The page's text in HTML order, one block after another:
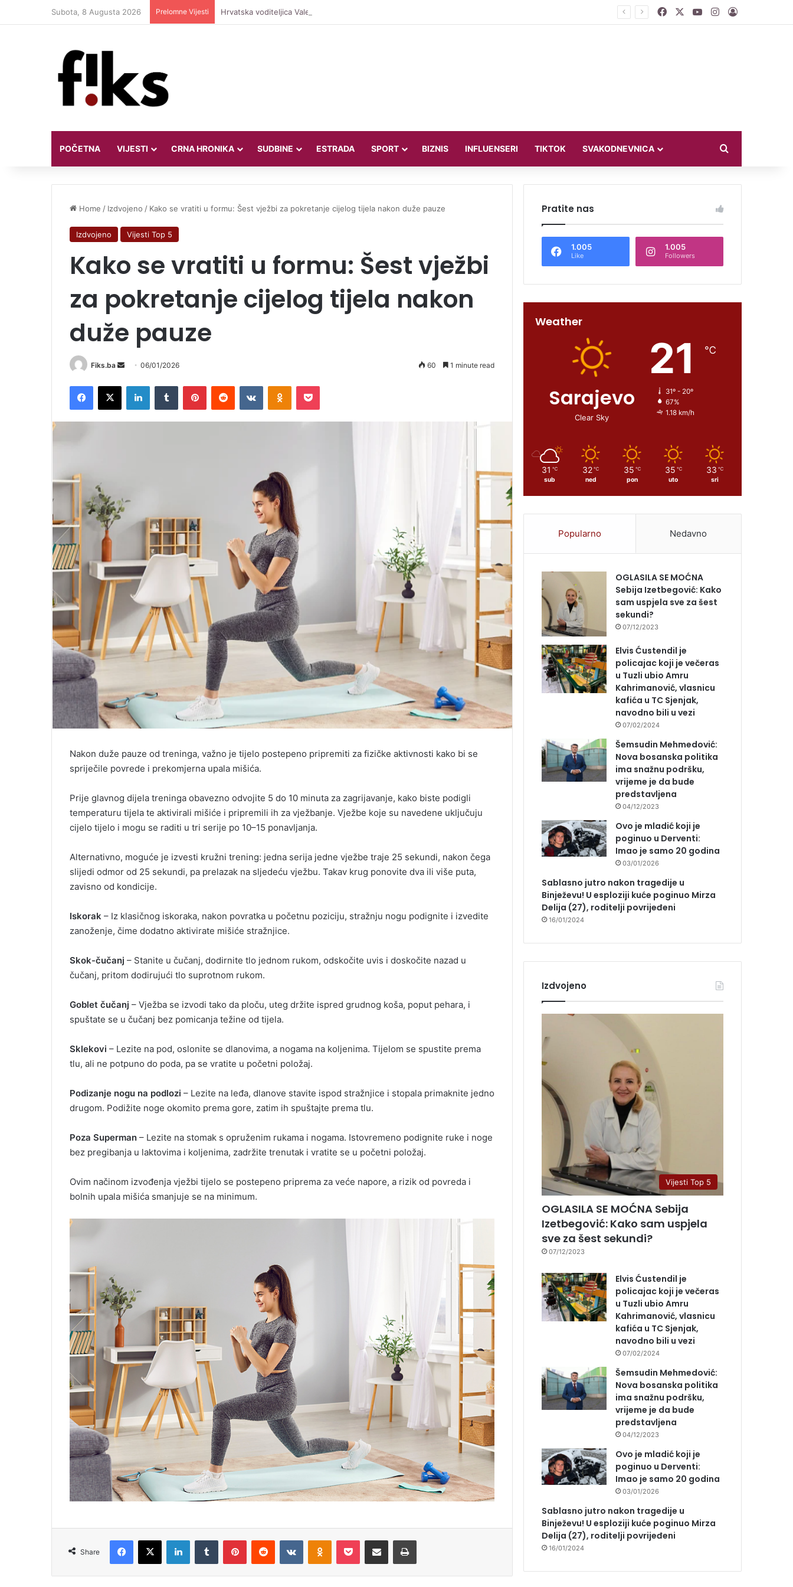
Subota, 8 Augusta 2026 Prelomne Vijesti Hrvatska voditeljica Valentina Miletić koju porede s Dilettom Leotom oduševila pozirajući u bikiniju FacebookYouTubeInstagram
Log In
POČETNA VIJESTI CRNA HRONIKA SUDBINE ESTRADA SPORT BIZNIS INFLUENSERI TIKTOK SVAKODNEVNICA
Home / Izdvojeno / Kako se vratiti u formu: Šest vježbi za pokretanje cijelog tijela nakon duže pauze
Izdvojeno Vijesti Top 5
Kako se vratiti u formu: Šest vježbi
za pokretanje cijelog tijela nakon
duže pauze
Fiks.ba
Send
email
06/01/2026 60 1 minute read
Facebook
X LinkedInTumblr PinterestReddit VKontakteOdnoklassniki
Pocket
Nakon duže pauze od treninga, važno je tijelo postepeno pripremiti za fizičke aktivnosti kako bi se
spriječile povrede i prekomjerna upala mišića.
Prije glavnog dijela treninga obavezno odvojite 5 do 10 minuta za zagrijavanje, kako biste podigli
temperaturu tijela te aktivirali mišiće i pripremili ih za vježbanje. Vježbe koje su navedene uključuju
cijelo tijelo i mogu se raditi u tri serije po 10–15 ponavljanja.
Alternativno, moguće je izvesti kružni trening: jedna serija jedne vježbe traje 25 sekundi, nakon čega
slijedi odmor od 25 sekundi, pa prelazak na sljedeću vježbu. Takav krug ponovite dva ili više puta,
zavisno od kondicije.
Iskorak – Iz klasičnog iskoraka, nakon povratka u početnu poziciju, stražnju nogu podignite i izvedite
zanoženje, čime dodatno aktivirate mišiće stražnjice.
Skok-čučanj – Stanite u čučanj, dodirnite tlo jednom rukom, odskočite uvis i doskočite nazad u
čučanj, pritom dodirujući tlo suprotnom rukom.
Goblet čučanj – Vježba se izvodi tako da ploču, uteg držite ispred grudnog koša, poput pehara, i
spuštate se u čučanj bez pomicanja težine od tijela.
Sklekovi – Lezite na pod, oslonite se dlanovima, a nogama na koljenima. Tijelom se spustite prema
tlu, ali ne potpuno do poda, pa se vratite u početni položaj.
Podizanje nogu na podlozi – Lezite na leđa, dlanove stavite ispod stražnjice i stopala primaknite jedno
drugom. Podižite noge okomito prema gore, zatim ih spuštajte prema tlu.
Poza Superman – Lezite na stomak s opruženim rukama i nogama. Istovremeno podignite ruke i noge
bez pregibanja u laktovima i koljenima, zadržite trenutak i vratite se u početni položaj.
Ovim načinom izvođenja vježbi tijelo se postepeno priprema za veće napore, a rizik od povreda i
bolnih upala mišića smanjuje se na minimum.
Share
Facebook
X LinkedInTumblr PinterestReddit VKontakteOdnoklassniki
Pocket Share via Email Print
Pratite nas
1.005
Like
1.005
Followers
Weather
Sarajevo
Clear Sky
21 ℃
31º - 20º
67%
1.18 km/h
31 ℃
sub
32 ℃
ned
35 ℃
pon
35 ℃
uto
33 ℃
sri
Popularno Nedavno
OGLASILA SE MOĆNA
Sebija Izetbegović: Kako
sam uspjela sve za šest
sekundi?
07/12/2023
Elvis Ćustendil je
policajac koji je večeras
u Tuzli ubio Amru
Kahrimanović, vlasnicu
kafića u TC Sjenjak,
navodno bili u vezi
07/02/2024
Šemsudin Mehmedović:
Nova bosanska politika
ima snažnu podršku,
vrijeme je da bude
predstavljena
04/12/2023
Ovo je mladić koji je
poginuo u Derventi:
Imao je samo 20 godina
03/01/2026
Sablasno jutro nakon tragedije u
Binježevu! U esploziji kuće poginuo Mirza
Delija (27), roditelji povrijeđeni
16/01/2024
Izdvojeno
Vijesti Top 5
OGLASILA SE MOĆNA Sebija
Izetbegović: Kako sam uspjela
sve za šest sekundi?
07/12/2023
Elvis Ćustendil je
policajac koji je večeras
u Tuzli ubio Amru
Kahrimanović, vlasnicu
kafića u TC Sjenjak,
navodno bili u vezi
07/02/2024
Šemsudin Mehmedović:
Nova bosanska politika
ima snažnu podršku,
vrijeme je da bude
predstavljena
04/12/2023
Ovo je mladić koji je
poginuo u Derventi:
Imao je samo 20 godina
03/01/2026
Sablasno jutro nakon tragedije u
Binježevu! U esploziji kuće poginuo Mirza
Delija (27), roditelji povrijeđeni
16/01/2024